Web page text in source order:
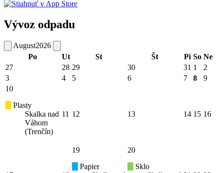
Vývoz odpadu
August2026
Po
Ut St Št Pi So Ne
27
28 29 30 31 1
2
3
4 5 6 7 8
9
10
Plasty
Skalka nad
Váhom
(Trenčín)
11 12 13 14 15 16
19
Papier
20
Sklo